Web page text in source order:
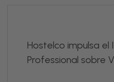
Hostelco impulsa el
Professional sobre